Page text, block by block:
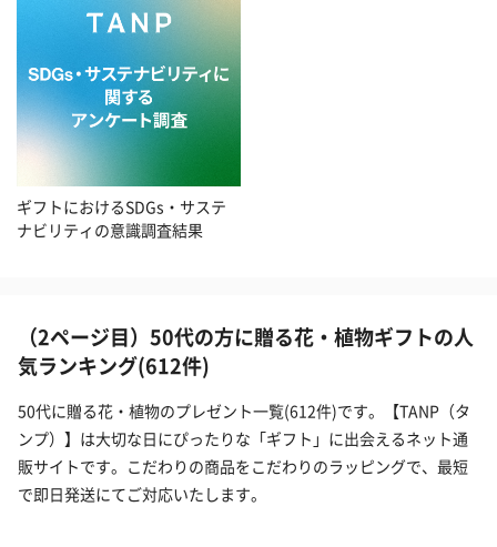
ギフトにおけるSDGs・サステ
ナビリティの意識調査結果
（2ページ目）50代の方に贈る花・植物ギフトの人
気ランキング(612件)
50代に贈る花・植物のプレゼント一覧(612件)です。【TANP（タ
ンプ）】は大切な日にぴったりな「ギフト」に出会えるネット通
販サイトです。こだわりの商品をこだわりのラッピングで、最短
で即日発送にてご対応いたします。